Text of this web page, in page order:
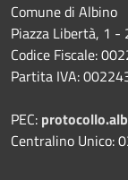
Comune di Albino
Piazza Libertà, 1
Codice Fiscale:
Partita IVA:
PEC:
Centralino Unico: